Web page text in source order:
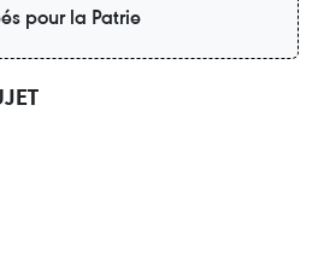
pour la Patrie